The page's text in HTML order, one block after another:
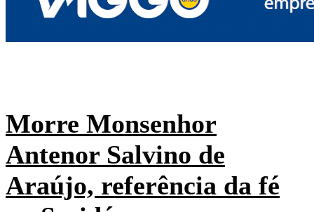
Morre Monsenhor
Antenor Salvino de
Araújo, referência da fé